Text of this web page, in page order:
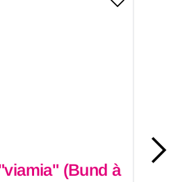
(Bund à